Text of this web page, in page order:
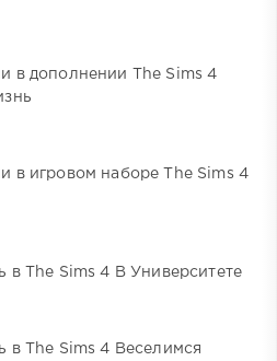
в дополнении The Sims 4
в игровом наборе The Sims 4
в The Sims 4 В Университете
в The Sims 4 Веселимся